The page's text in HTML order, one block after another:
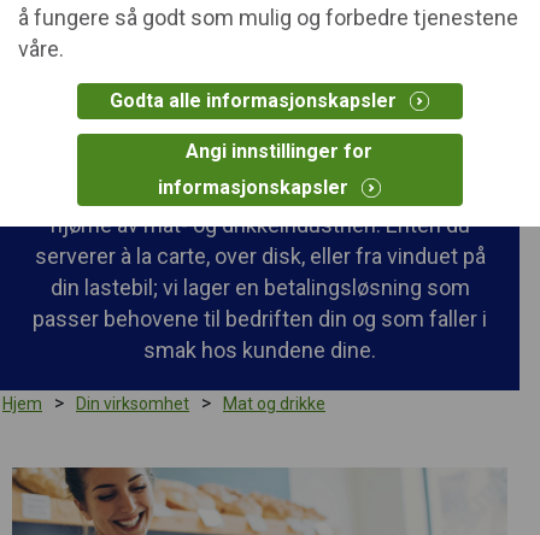
å fungere så godt som mulig og forbedre tjenestene
våre.
Godta alle informasjonskapsler
Angi innstillinger for
informasjonskapsler
enhver smak
Fra hurtigmat til gourmet – vi leverer smarte og
fleksible betalingsløsninger til bedrifter i hvert
hjørne av mat- og drikkeindustrien. Enten du
serverer à la carte, over disk, eller fra vinduet på
din lastebil; vi lager en betalingsløsning som
passer behovene til bedriften din og som faller i
smak hos kundene dine.
Hjem > Din virksomhet > Mat og drikke